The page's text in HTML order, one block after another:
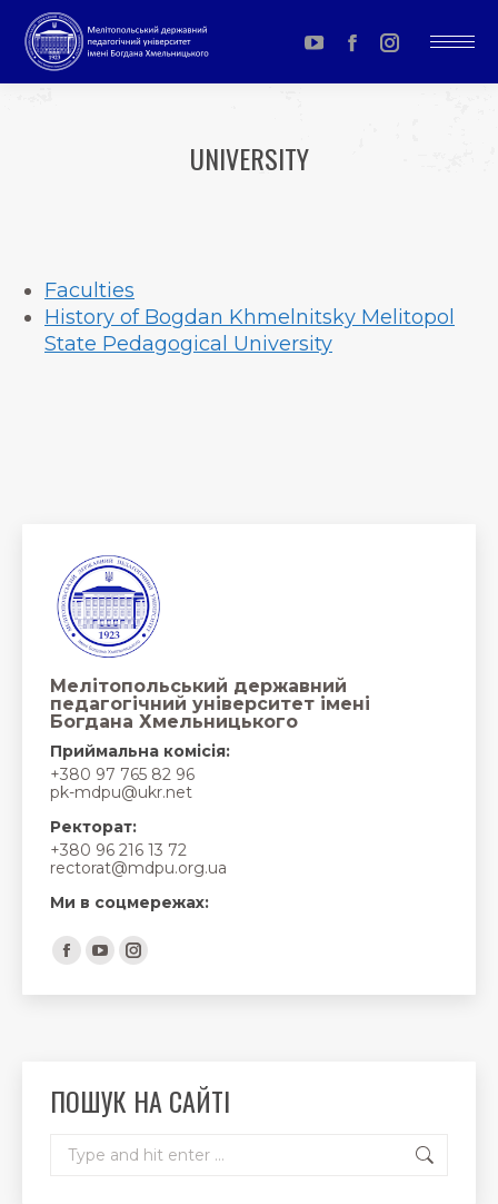
YouTube
page
Facebook
page
Instagram
page
UNIVERSITY
Faculties
History of Bogdan Khmelnitsky Melitopol
State Pedagogical University
Мелітопольський державний
педагогічний університет імені
Богдана Хмельницького
Приймальна комісія:
+380 97 765 82 96
pk-mdpu@ukr.net
Ректорат:
+380 96 216 13 72
rectorat@mdpu.org.ua
Ми в соцмережах:
Find us on:
Facebook
page
window
YouTube
page
window
Instagram
page
window
ПОШУК НА САЙТІ